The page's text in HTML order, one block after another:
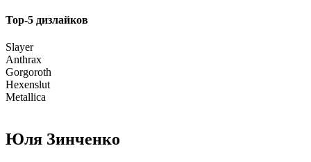
Top-5 дизлайков
Slayer
Anthrax
Gorgoroth
Hexenslut
Metallica
Юля Зинченко